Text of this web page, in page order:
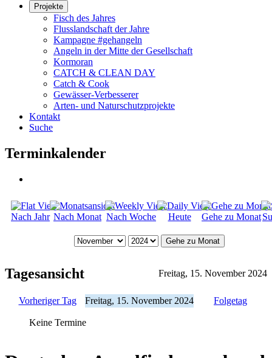
Projekte
Fisch des Jahres
Flusslandschaft der Jahre
Kampagne #gehangeln
Angeln in der Mitte der Gesellschaft
Kormoran
CATCH & CLEAN DAY
Catch & Cook
Gewässer-Verbesserer
Arten- und Naturschutzprojekte
Kontakt
Suche
Terminkalender
Nach Jahr Nach Monat Nach Woche Heute Gehe zu Monat
Gehe zu Monat
Tagesansicht Freitag, 15. November 2024
Vorheriger Tag Freitag, 15. November 2024 Folgetag
Keine Termine